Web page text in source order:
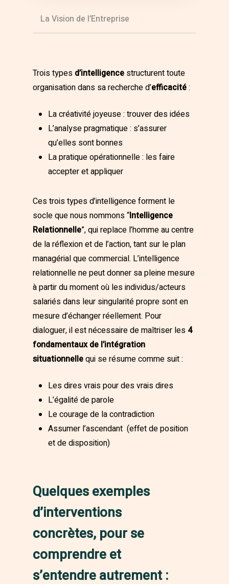
La Vision de l’Entreprise
Trois types d’intelligence structurent toute
organisation dans sa recherche d’efficacité:
La créativité joyeuse : trouver des idées
L’analyse pragmatique : s’assurer
qu’elles sont bonnes
La pratique opérationnelle : les faire
accepter et appliquer
Ces trois types d’intelligence forment le
socle que nous nommons “Intelligence
Relationnelle”, qui replace l’homme au centre
de la réflexion et de l’action, tant sur le plan
managérial que commercial. L’intelligence
relationnelle ne peut donner sa pleine mesure
à partir du moment où les individus/acteurs
salariés dans leur singularité propre sont en
mesure d’échanger réellement. Pour
dialoguer, il est nécessaire de maîtriser les 4
fondamentaux de l’intégration
situationnellequi se résume comme suit :
Les dires vrais pour des vrais dires
L’égalité de parole
Le courage de la contradiction
Assumer l’ascendant (effet de position
et de disposition)
Quelques exemples
d’interventions
concrètes, pour se
comprendre et
s’entendre autrement :